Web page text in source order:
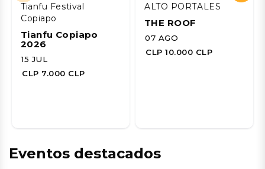
Tianfu Festival
Copiapo
Tianfu Copiapo
2026
15 JUL
CLP 7.000 CLP
ALTO PORTALES
THE ROOF
07 AGO
CLP 10.000 CLP
Eventos destacados